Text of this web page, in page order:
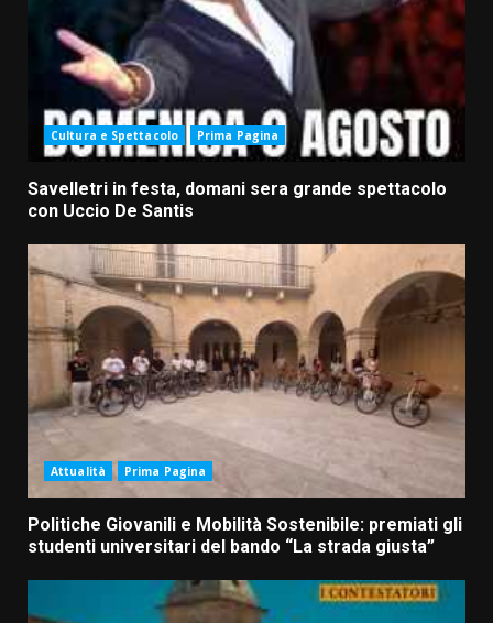
Cultura e Spettacolo Prima Pagina
Savelletri in festa, domani sera grande spettacolo
con Uccio De Santis
Attualità Prima Pagina
Politiche Giovanili e Mobilità Sostenibile: premiati gli
studenti universitari del bando “La strada giusta”